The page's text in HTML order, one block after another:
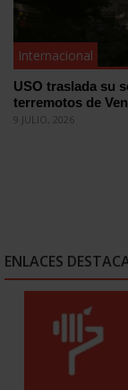
Internacional
USO traslada su
terremotos de
9 JULIO, 2026
ENLACES